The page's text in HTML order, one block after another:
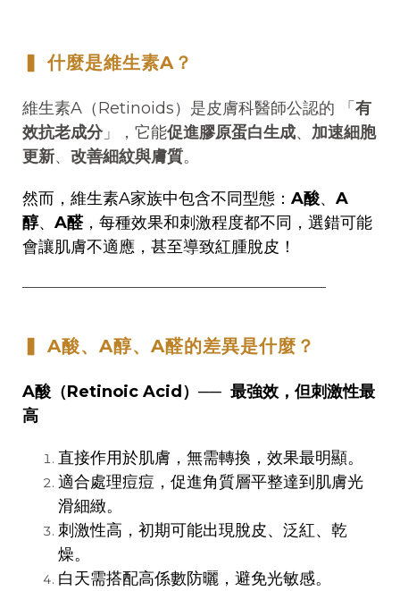
▍ 什麼是維生素A？
維生素A（Retinoids）是皮膚科醫師公認的 「有
效抗老成分」，它能促進膠原蛋白生成、 加速細胞
更新、 改善細紋與膚質。
然而，維生素A家族中包含不同型態： A酸、 A
醇、 A醛，每種效果和刺激程度都不同，選錯可能
會讓肌膚不適應，甚至導致紅腫脫皮！
──────────────────────────────────
▍ A酸、A醇、A醛的差異是什麼？
A酸（Retinoic Acid）── 最強效，但刺激性最
高
直接作用於肌膚，無需轉換，效果最明顯。
適合處理痘痘，促進角質層平整達到肌膚光
滑細緻。
刺激性高，初期可能出現脫皮、泛紅、乾
燥。
白天需搭配高係數防曬，避免光敏感。